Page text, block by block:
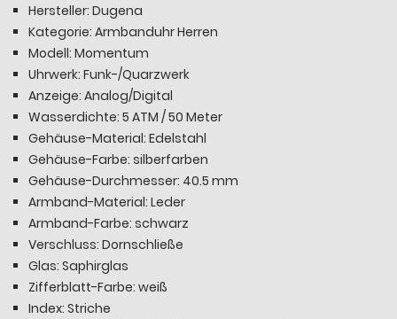
Hersteller: Dugena
Kategorie: Armbanduhr Herren
Modell: Momentum
Uhrwerk: Funk-/Quarzwerk
Anzeige: Analog/Digital
Wasserdichte: 5 ATM / 50 Meter
Gehäuse-Material: Edelstahl
Gehäuse-Farbe: silberfarben
Gehäuse-Durchmesser: 40.5 mm
Armband-Material: Leder
Armband-Farbe: schwarz
Verschluss: Dornschließe
Glas: Saphirglas
Zifferblatt-Farbe: weiß
Index: Striche